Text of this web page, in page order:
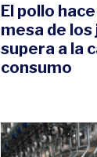
El pollo
mesa de los
supera a la
consumo